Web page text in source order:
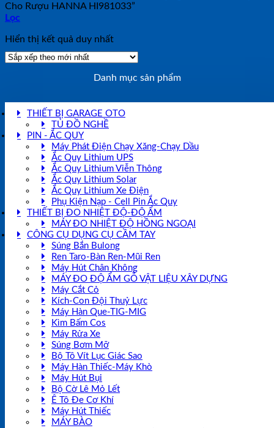
Cho Rượu HANNA HI981033”
Lọc
Hiển thị kết quả duy nhất
Danh mục sản phẩm
THIẾT BỊ GARAGE OTO
TỦ ĐỒ NGHỀ
PIN - ẮC QUY
Máy Phát Điện Chạy Xăng-Chạy Dầu
Ắc Quy Lithium UPS
Ắc Quy Lithium Viễn Thông
Ắc Quy Lithium Solar
Ắc Quy Lithium Xe Điện
Phụ Kiện Nạp - Cell Pin Ắc Quy
THIẾT BỊ ĐO NHIỆT ĐỘ-ĐỘ ẨM
MÁY ĐO NHIỆT ĐỘ HỒNG NGOẠI
CÔNG CỤ DỤNG CỤ CẦM TAY
Súng Bắn Bulong
Ren Taro-Bàn Ren-Mũi Ren
Máy Hút Chân Không
MÁY ĐO ĐỘ ẨM GỖ VẬT LIỆU XÂY DỰNG
Máy Cắt Cỏ
Kích-Con Đội Thuỷ Lực
Máy Hàn Que-TIG-MIG
Kìm Bấm Cos
Máy Rửa Xe
Súng Bơm Mỡ
Bộ Tô Vít Lục Giác Sao
Máy Hàn Thiếc-Máy Khò
Máy Hút Bụi
Bộ Cờ Lê Mỏ Lết
Ê Tô Đe Cơ Khí
Máy Hút Thiếc
MÁY BÀO